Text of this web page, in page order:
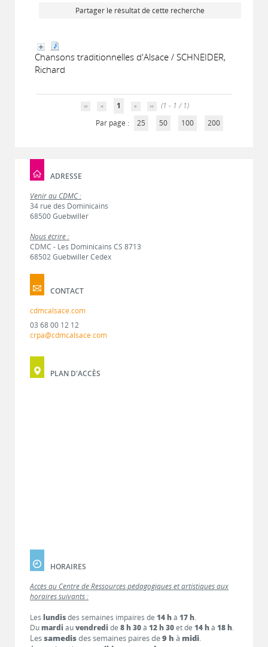
Partager le résultat de cette recherche
Chansons traditionnelles d'Alsace / SCHNEIDER,
Richard
1
(1 - 1 / 1)
Par page :
25 50 100 200
ADRESSE
Venir au CDMC :
34 rue des Dominicains
68500 Guebwiller
Nous écrire :
CDMC - Les Dominicains CS 8713
68502 Guebwiller Cedex
CONTACT
cdmcalsace.com
03 68 00 12 12
crpa@cdmcalsace.com
PLAN D'ACCÈS
HORAIRES
Accès au Centre de Ressources pédagogiques et artistiques aux
horaires suivants :
Les lundisdes semaines impaires de 14 hà 17 h.
Dumardi auvendredi de 8 h 30à 12 h 30et de 14 hà 18 h.
Lessamedisdes semaines paires de9 h à midi.